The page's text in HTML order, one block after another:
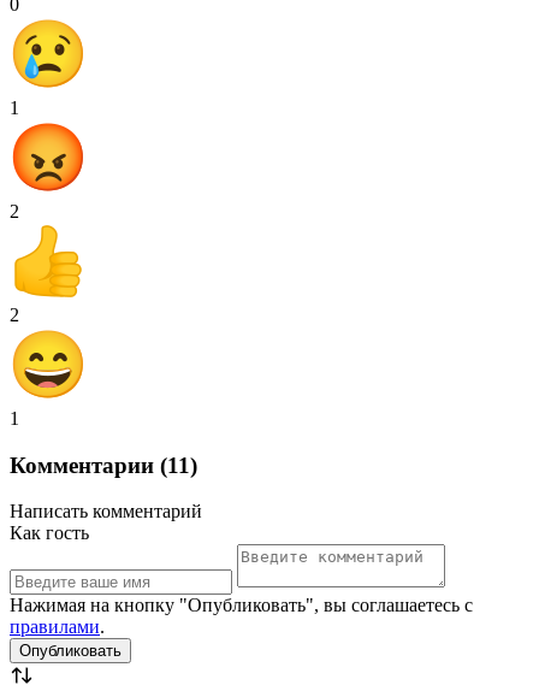
1
2
2
1
Комментарии (11)
Написать комментарий
Как гость
Нажимая на кнопку "Опубликовать", вы соглашаетесь с
правилами.